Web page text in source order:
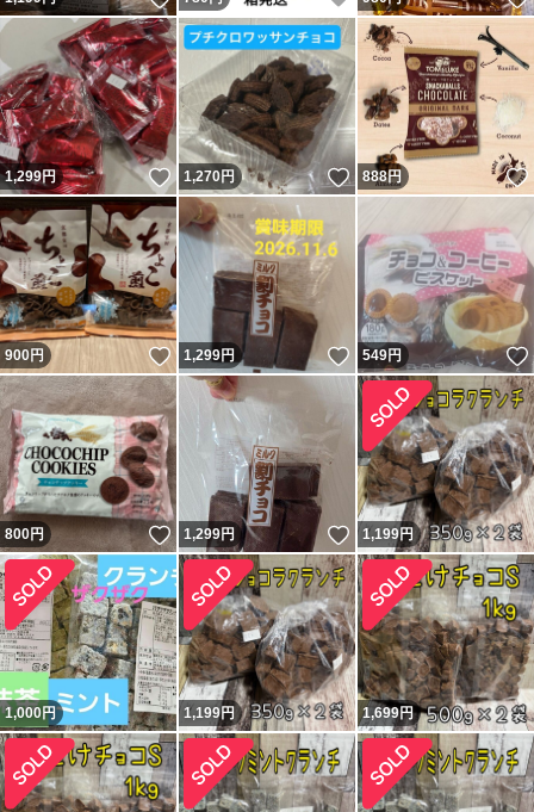
1,299円 いいね！
1,270円 いいね！
888円
900円 いいね！
1,299円 いいね！
549円
800円 いいね！
1,299円 いいね！
1,199円
1,000円 1,199円 1,699円